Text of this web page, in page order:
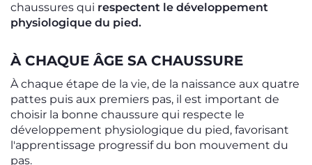
chaussures qui respectent le développement
physiologique du pied.
À CHAQUE ÂGE SA CHAUSSURE
À chaque étape de la vie, de la naissance aux quatre
pattes puis aux premiers pas, il est important de
choisir la bonne chaussure qui respecte le
développement physiologique du pied, favorisant
l'apprentissage progressif du bon mouvement du
pas.